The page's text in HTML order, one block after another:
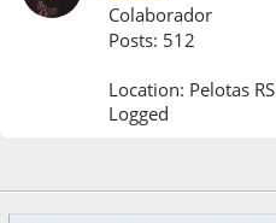
Colaborador
Posts: 512
Location: Pelotas RS
Logged